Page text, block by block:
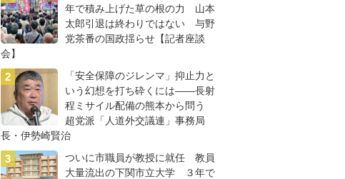
年で積み上げた草の根の力 山本
太郎引退は終わりではない 与野
党茶番の国政揺らせ【記者座談
会】
「安全保障のジレンマ」抑止力と
いう幻想を打ち砕くには――長射
程ミサイル配備の熊本から問う
超党派「人道外交議連」事務局
長・伊勢崎賢治
ついに市職員が教授に就任 教員
大量流出の下関市立大学 ３年で